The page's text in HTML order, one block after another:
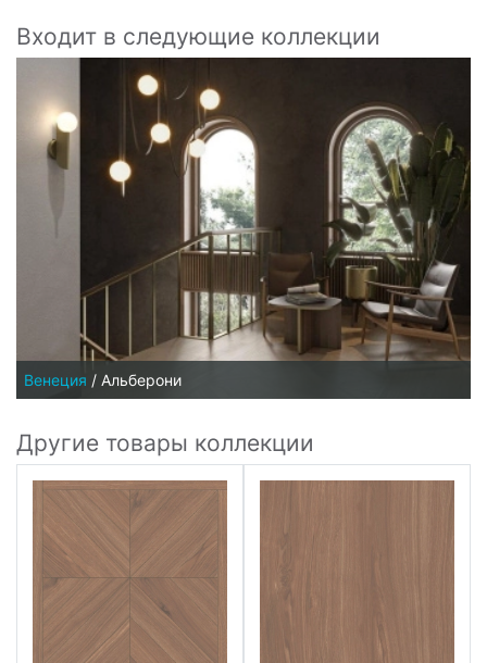
Входит в следующие коллекции
Венеция / Альберони
Другие товары коллекции